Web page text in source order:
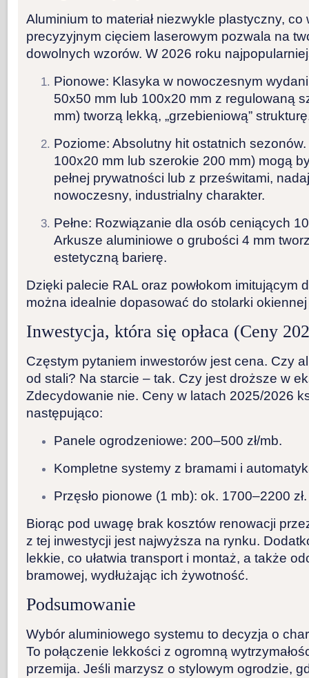
Aluminium to materiał niezwykle plastyczny, co
precyzyjnym cięciem laserowym pozwala na
dowolnych wzorów. W 2026 roku
Pionowe: Klasyka w nowoczesnym
50x50 mm lub 100x20 mm z regulowaną
mm) tworzą lekką, „grzebieniową”
Poziome: Absolutny hit ostatnich
100x20 mm lub szerokie 200 mm) mogą
pełnej prywatności lub z prześwitami,
nowoczesny, industrialny charakter.
Pełne: Rozwiązanie dla osób ceniących
Arkusze aluminiowe o grubości 4 mm
estetyczną barierę.
Dzięki palecie RAL oraz powłokom imitującym
można idealnie dopasować do stolarki
Inwestycja, która się opłaca (Ceny
Częstym pytaniem inwestorów jest cena. Czy
od stali? Na starcie – tak. Czy jest droższe w
Zdecydowanie nie. Ceny w latach 2025/2026
następująco:
Panele ogrodzeniowe: 200–500 zł/mb.
Kompletne systemy z bramami i
Przęsło pionowe (1 mb): ok. 1700–2200 zł.
Biorąc pod uwagę brak kosztów renowacji
z tej inwestycji jest najwyższa na rynku.
lekkie, co ułatwia transport i montaż, a także
bramowej, wydłużając ich żywotność.
Podsumowanie
Wybór aluminiowego systemu to decyzja o
To połączenie lekkości z ogromną
przemija. Jeśli marzysz o stylowym ogrodzie,